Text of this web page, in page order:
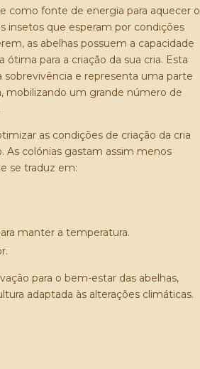
como fonte de energia para aquecer o
insetos que esperam por condições
as abelhas possuem a capacidade
para a criação da sua cria. Esta
sobrevivência e representa uma parte
mobilizando um grande número de
as condições de criação da cria
colónias gastam assim menos
se traduz em:
manter a temperatura.
para o bem-estar das abelhas,
adaptada às alterações climáticas.